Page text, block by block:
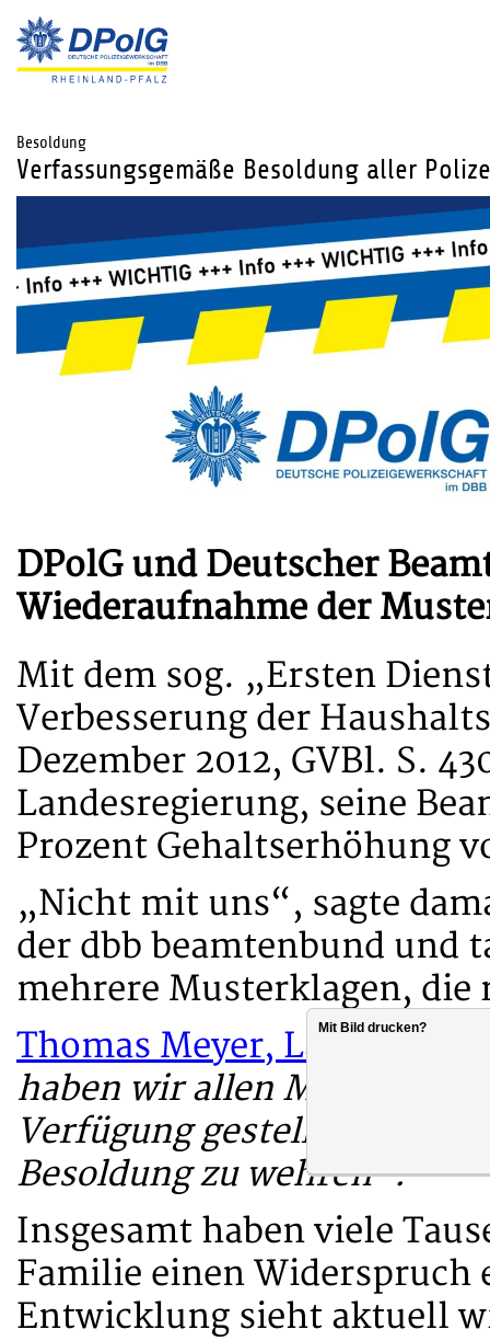
Besoldung
Verfassungsgemäße Besoldung aller
DPolG und Deutscher
Wiederaufnahme der
Mit dem sog. „Ersten
Verbesserung der
Dezember 2012, GVBl. S.
Landesregierung, seine
Prozent Gehaltserhöhung
„Nicht mit uns“, sagte
der dbb beamtenbund
mehrere Musterklagen,
Thomas Meyer,
haben wir allen
Verfügung gestellt, um
Besoldung zu wehren“.
Insgesamt haben viele
Familie einen Widerspruch
Entwicklung sieht aktuell
Mit Bild drucken?